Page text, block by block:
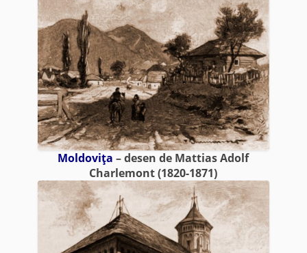
Moldoviţa – desen de Mattias Adolf
Charlemont (1820-1871)